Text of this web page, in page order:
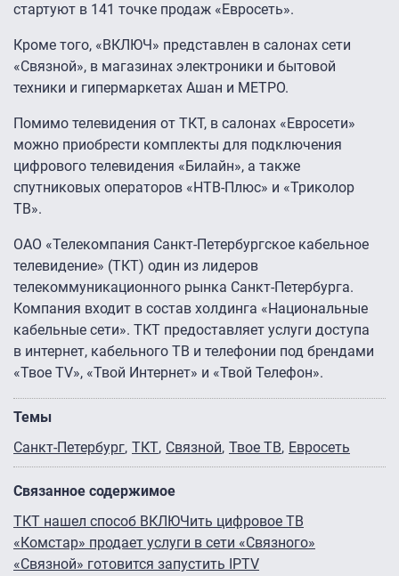
стартуют в 141 точке продаж «Евросеть».
Кроме того, «ВКЛЮЧ» представлен в салонах сети
«Связной», в магазинах электроники и бытовой
техники и гипермаркетах Ашан и МЕТРО.
Помимо телевидения от ТКТ, в салонах «Евросети»
можно приобрести комплекты для подключения
цифрового телевидения «Билайн», а также
спутниковых операторов «НТВ-Плюс» и «Триколор
ТВ».
ОАО «Телекомпания Санкт-Петербургское кабельное
телевидение» (ТКТ) один из лидеров
телекоммуникационного рынка Санкт-Петербурга.
Компания входит в состав холдинга «Национальные
кабельные сети». ТКТ предоставляет услуги доступа
в интернет, кабельного ТВ и телефонии под брендами
«Твое TV», «Твой Интернет» и «Твой Телефон».
Темы
Санкт-Петербург ТКТ Связной Твое ТВ Евросеть
Связанное содержимое
ТКТ нашел способ ВКЛЮЧить цифровое ТВ
«Комстар» продает услуги в сети «Связного»
«Связной» готовится запустить IPTV